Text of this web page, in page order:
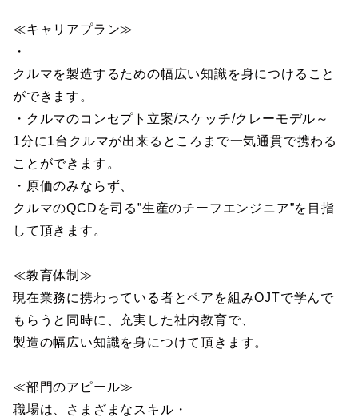
≪キャリアプラン≫
・
クルマを製造するための幅広い知識を身につけること
ができます。
・クルマのコンセプト立案/スケッチ/クレーモデル～
1分に1台クルマが出来るところまで一気通貫で携わる
ことができます。
・原価のみならず、
クルマのQCDを司る”生産のチーフエンジニア”を目指
して頂きます。
≪教育体制≫
現在業務に携わっている者とペアを組みOJTで学んで
もらうと同時に、充実した社内教育で、
製造の幅広い知識を身につけて頂きます。
≪部門のアピール≫
職場は、さまざまなスキル・